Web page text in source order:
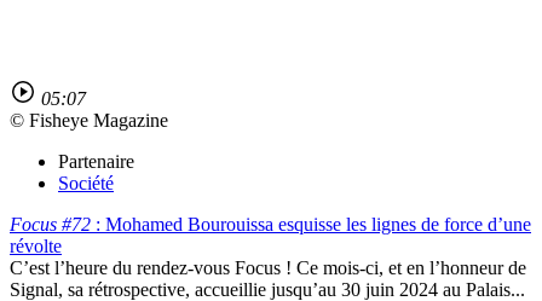
05:07
© Fisheye Magazine
Partenaire
Société
Focus #72 : Mohamed Bourouissa esquisse les lignes de force d’une
révolte
C’est l’heure du rendez-vous Focus ! Ce mois-ci, et en l’honneur de
Signal, sa rétrospective, accueillie jusqu’au 30 juin 2024 au Palais...